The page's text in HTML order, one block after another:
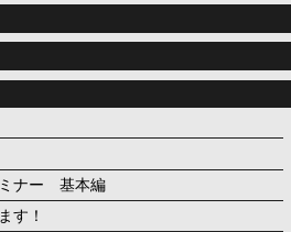
ミナー 基本編
す！